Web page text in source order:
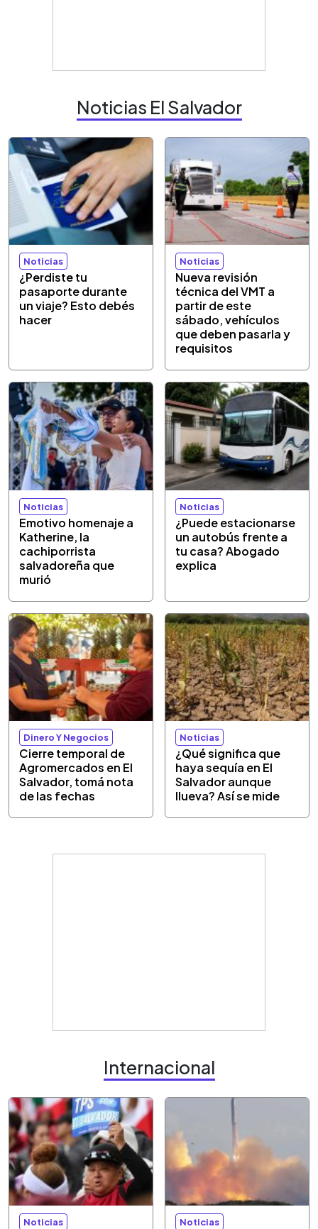
Noticias El Salvador
Noticias
¿Perdiste tu
pasaporte durante
un viaje? Esto debés
hacer
Noticias
Nueva revisión
técnica del VMT a
partir de este
sábado, vehículos
que deben pasarla y
requisitos
Noticias
Emotivo homenaje a
Katherine, la
cachiporrista
salvadoreña que
murió
Noticias
¿Puede estacionarse
un autobús frente a
tu casa? Abogado
explica
Dinero Y Negocios
Cierre temporal de
Agromercados en El
Salvador, tomá nota
de las fechas
Noticias
¿Qué significa que
haya sequía en El
Salvador aunque
llueva? Así se mide
Internacional
Noticias Noticias